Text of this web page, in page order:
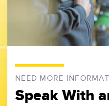
NEED MORE
Speak With